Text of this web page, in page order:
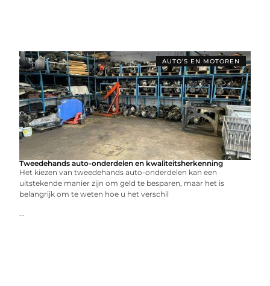
AUTO’S EN MOTOREN
Tweedehands auto-onderdelen en kwaliteitsherkenning
Het kiezen van tweedehands auto-onderdelen kan een
uitstekende manier zijn om geld te besparen, maar het is
belangrijk om te weten hoe u het verschil
...